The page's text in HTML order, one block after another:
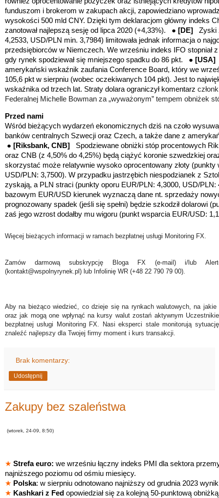
funduszom i brokerom w zakupach akcji, zapowiedziano
wysokości 500 mld CNY. Dzięki tym deklaracjom główny indeks
zanotował najlepszą sesję od lipca 2020 (+4,33%). ● [DE]
Zyski
4,2533, USD/PLN min. 3,7984) limitowała jednak informacja o
przedsiębiorców w Niemczech. We wrześniu indeks IFO stopniał
gdy rynek spodziewał się mniejszego spadku do 86 pkt. ● [USA]
amerykański wskaźnik zaufania Conference Board, który we
105,6 pkt w sierpniu (wobec oczekiwanych 104 pkt). Jest to
wskaźnika od trzech lat. Straty dolara ograniczył komentarz
Federalnej Michelle Bowman za „wyważonym” tempem obniżek
Przed nami
Wśród bieżących wydarzeń ekonomicznych dziś na czoło
banków centralnych Szwecji oraz Czech, a także dane z
● [Riksbank, CNB] Spodziewane obniżki stóp procentowych
oraz CNB (z 4,50% do 4,25%) będą ciążyć koronie szwedzkiej
skorzystać może relatywnie wysoko oprocentowany złoty (punkty
USD/PLN: 3,7500). W przypadku jastrzębich niespodzianek z
zyskają, a PLN straci (punkty oporu EUR/PLN: 4,3000, USD/PLN:
bazowym EUR/USD kierunek wyznaczą dane nt. sprzedaży
prognozowany spadek (jeśli się spełni) będzie szkodził dolarowi
zaś jego wzrost dodałby mu wigoru (punkt wsparcia EUR/USD:
Więcej bieżących informacji w ramach bezpłatnej usługi Monitoring FX.
Zamów darmową subskrypcję Bloga FX (e-mail) i/lub
(kontakt@wspolnyrynek.pl) lub Infolinię WR (+48 22 790 79 00).
Aby na bieżąco wiedzieć, co dzieje się na rynkach walutowych, na
oraz jak mogą one wpłynąć na kursy walut zostań aktywnym
bezpłatnej usługi Monitoring FX. Nasi eksperci stale monitorują
znaleźć najlepszy dla Twojej firmy moment i kurs transakcji.
Brak komentarzy:
Udostępnij
Zakupy bez szaleństwa
(wtorek, 24-09, 8:50)
★ Strefa euro: we wrześniu łączny indeks PMI dla sektora
najniższego poziomu od ośmiu miesięcy.
★ Polska: w sierpniu odnotowano najniższy od grudnia 2023
★ Kashkari z Fed opowiedział się za kolejną 50-punktową